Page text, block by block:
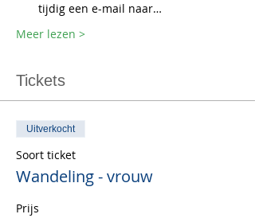
tijdig een e-mail naar…
Meer lezen >
Tickets
Uitverkocht
Soort ticket
Wandeling - vrouw
Prijs